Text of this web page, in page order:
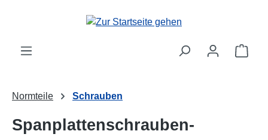
Zum Hauptinhalt springen
Normteile Schrauben
Spanplattenschrauben-